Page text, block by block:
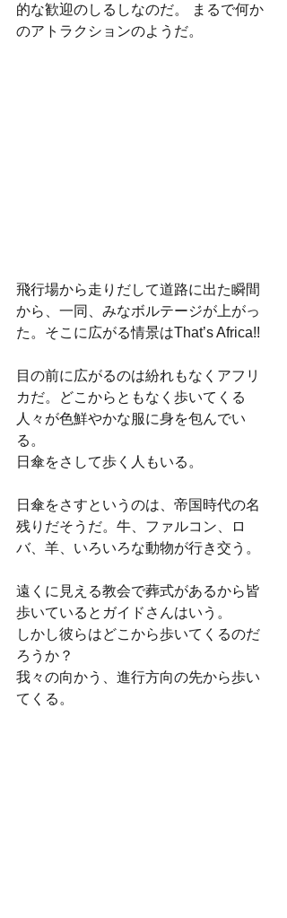
的な歓迎のしるしなのだ。 まるで何か
のアトラクションのようだ。
飛行場から走りだして道路に出た瞬間
から、一同、みなボルテージが上がっ
た。そこに広がる情景はThat’s Africa!!
目の前に広がるのは紛れもなくアフリ
カだ。どこからともなく歩いてくる
人々が色鮮やかな服に身を包んでい
る。
日傘をさして歩く人もいる。
日傘をさすというのは、帝国時代の名
残りだそうだ。牛、ファルコン、ロ
バ、羊、いろいろな動物が行き交う。
遠くに見える教会で葬式があるから皆
歩いているとガイドさんはいう。
しかし彼らはどこから歩いてくるのだ
ろうか？
我々の向かう、進行方向の先から歩い
てくる。